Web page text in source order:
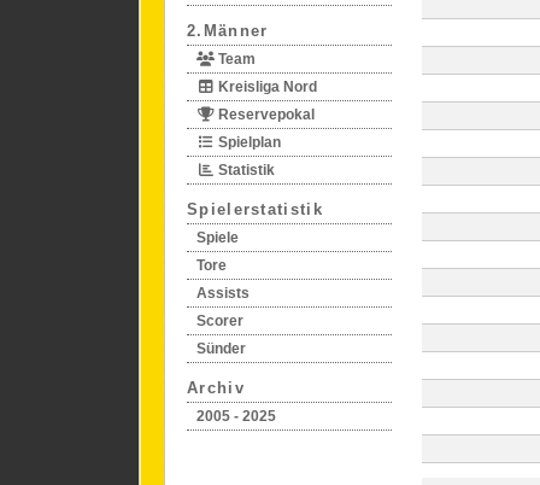
2.Männer
Team
Kreisliga Nord
Reservepokal
Spielplan
Statistik
Spielerstatistik
Spiele
Tore
Assists
Scorer
Sünder
Archiv
2005 - 2025